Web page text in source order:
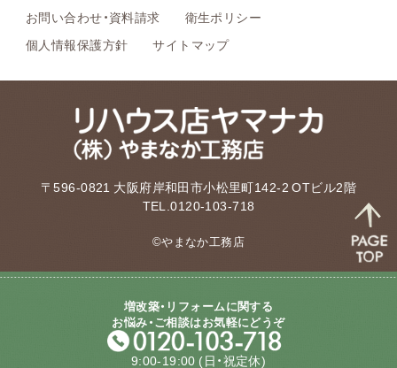
お問い合わせ・資料請求
衛生ポリシー
個人情報保護方針
サイトマップ
〒596-0821 大阪府岸和田市小松里町142-2 OTビル2階
TEL.0120-103-718
©やまなか工務店
増改築・リフォームに関する
お悩み・ご相談はお気軽にどうぞ
9:00-19:00 (日・祝定休)